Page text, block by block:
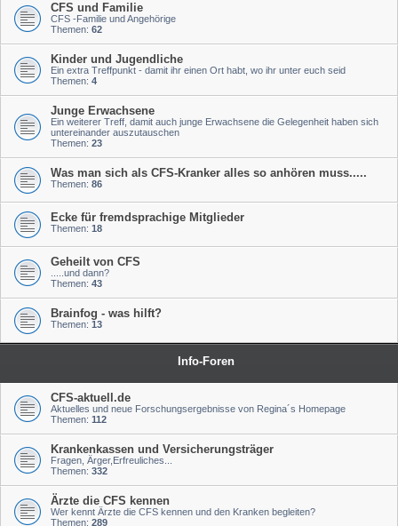
CFS und Familie
CFS -Familie und Angehörige
Themen: 62
Kinder und Jugendliche
Ein extra Treffpunkt - damit ihr einen Ort habt, wo ihr unter euch seid
Themen: 4
Junge Erwachsene
Ein weiterer Treff, damit auch junge Erwachsene die Gelegenheit haben sich
untereinander auszutauschen
Themen: 23
Was man sich als CFS-Kranker alles so anhören muss.....
Themen: 86
Ecke für fremdsprachige Mitglieder
Themen: 18
Geheilt von CFS
.....und dann?
Themen: 43
Brainfog - was hilft?
Themen: 13
Info-Foren
CFS-aktuell.de
Aktuelles und neue Forschungsergebnisse von Regina´s Homepage
Themen: 112
Krankenkassen und Versicherungsträger
Fragen, Ärger,Erfreuliches...
Themen: 332
Ärzte die CFS kennen
Wer kennt Ärzte die CFS kennen und den Kranken begleiten?
Themen: 289